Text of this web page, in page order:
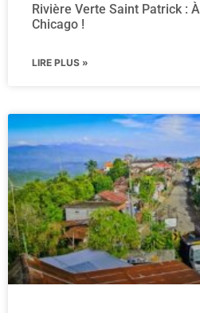
Rivière Verte Saint Patrick :
Chicago !
LIRE PLUS »